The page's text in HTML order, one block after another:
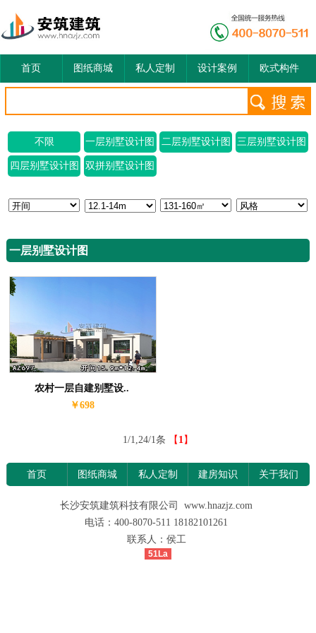
首页 图纸商城 私人定制 设计案例 欧式构件
不限 一层别墅设计图 二层别墅设计图 三层别墅设计图
四层别墅设计图 双拼别墅设计图
一层别墅设计图
农村一层自建别墅设..
￥698
1/1,24/1条 【 1】
首页 图纸商城 私人定制 建房知识 关于我们
长沙安筑建筑科技有限公司 www.hnazjz.com
电话：400-8070-511 18182101261
联系人：侯工
51La